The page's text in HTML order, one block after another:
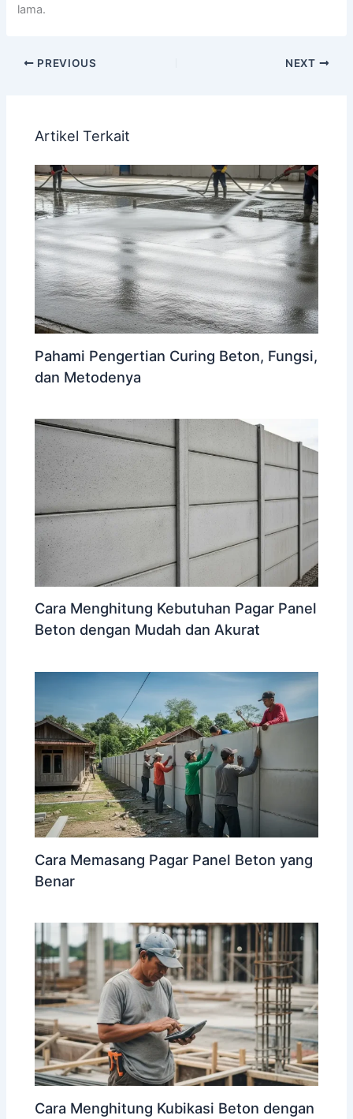
lama.
PREVIOUS NEXT
Artikel Terkait
Pahami Pengertian Curing Beton, Fungsi,
dan Metodenya
Cara Menghitung Kebutuhan Pagar Panel
Beton dengan Mudah dan Akurat
Cara Memasang Pagar Panel Beton yang
Benar
Cara Menghitung Kubikasi Beton dengan